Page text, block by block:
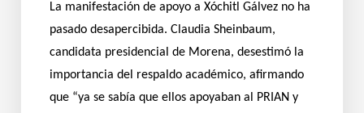
La manifestación de apoyo a Xóchitl Gálvez no ha
pasado desapercibida. Claudia Sheinbaum,
candidata presidencial de Morena, desestimó la
importancia del respaldo académico, afirmando
que “ya se sabía que ellos apoyaban al PRIAN y